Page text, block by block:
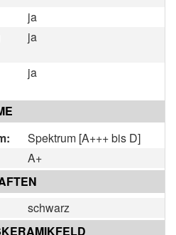
ja
ja
ja
Spektrum [A+++ bis D]
A+
schwarz